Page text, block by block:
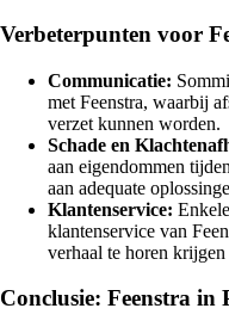
Verbeterpunten voor
Communicatie:
met Feenstra, waarbij
verzet kunnen worden.
Schade en
aan eigendommen
aan adequate
Klantenservice:
klantenservice van
verhaal te horen
Conclusie: Feenstra in